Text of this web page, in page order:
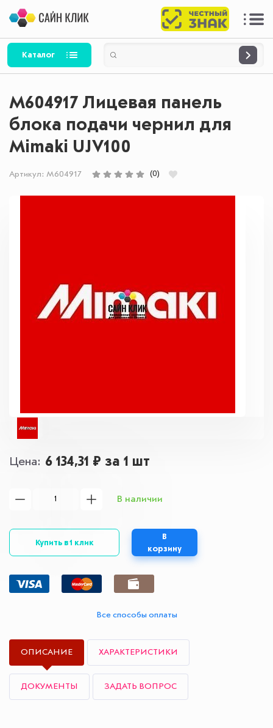
Каталог
M604917 Лицевая панель
блока подачи чернил для
Mimaki UJV100
Артикул: M604917 (0)
Цена 6 134,31 ₽ за 1 шт
В наличии
Купить в 1 клик
В
корзину
Все способы оплаты
ОПИСАНИЕ ХАРАКТЕРИСТИКИ
ДОКУМЕНТЫ ЗАДАТЬ ВОПРОС